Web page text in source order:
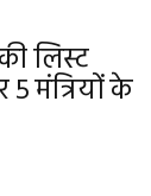
लिस्ट
5 मंत्रियों के